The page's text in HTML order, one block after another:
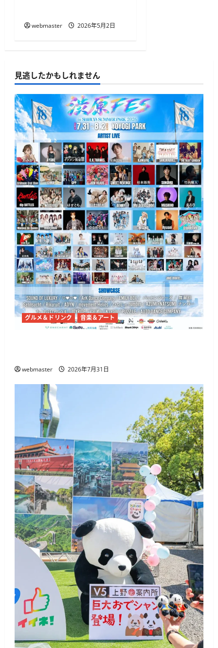
webmaster 2026年5月2日
見逃したかもしれません
グルメ＆ドリンク 音楽＆アート
webmaster 2026年7月31日